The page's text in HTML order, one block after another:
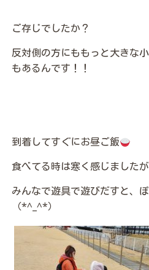
ご存じでしたか？
反対側の方にももっと大きな
もあるんです！！
到着してすぐにお昼ご飯
食べてる時は寒く感じました
みんなで遊具で遊びだすと、
（*^_^*）